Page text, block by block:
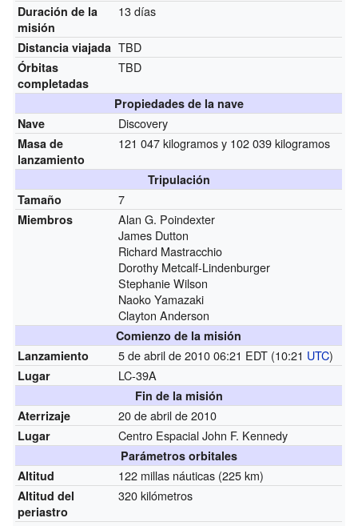
Duración de la
misión
13 días
Distancia viajada TBD
Órbitas
completadas
TBD
Propiedades de la nave
Nave
Discovery
Masa de
lanzamiento
121 047 kilogramos y 102 039 kilogramos
Tripulación
Tamaño
7
Miembros
Alan G. Poindexter
James Dutton
Richard Mastracchio
Dorothy Metcalf-Lindenburger
Stephanie Wilson
Naoko Yamazaki
Clayton Anderson
Comienzo de la misión
Lanzamiento
5 de abril de 2010 06:21 EDT (10:21 UTC)
Lugar LC-39A
Fin de la misión
Aterrizaje
20 de abril de 2010
Lugar Centro Espacial John F. Kennedy
Parámetros orbitales
Altitud
122 millas náuticas (225 km)
Altitud del
periastro
320 kilómetros